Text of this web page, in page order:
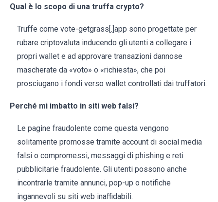
Qual è lo scopo di una truffa crypto?
Truffe come vote-getgrass[.]app sono progettate per
rubare criptovaluta inducendo gli utenti a collegare i
propri wallet e ad approvare transazioni dannose
mascherate da «voto» o «richiesta», che poi
prosciugano i fondi verso wallet controllati dai truffatori.
Perché mi imbatto in siti web falsi?
Le pagine fraudolente come questa vengono
solitamente promosse tramite account di social media
falsi o compromessi, messaggi di phishing e reti
pubblicitarie fraudolente. Gli utenti possono anche
incontrarle tramite annunci, pop-up o notifiche
ingannevoli su siti web inaffidabili.